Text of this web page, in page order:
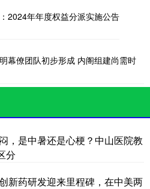
2024年年度权益分派实施公告
幕僚团队初步形成 内阁组建尚需时
，是中暑还是心梗？中山医院教
分
新药研发迎来里程碑，在中美两